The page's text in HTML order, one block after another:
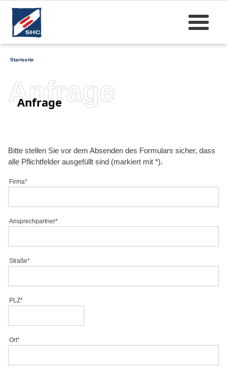
Startseite
Anfrage
Anfrage
Bitte stellen Sie vor dem Absenden des Formulars sicher, dass
alle Pflichtfelder ausgefüllt sind (markiert mit *).
Firma*
Ansprechpartner*
Straße*
PLZ*
Ort*